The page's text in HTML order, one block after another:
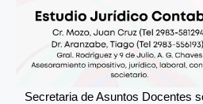
Secretaria de Asuntos Docentes